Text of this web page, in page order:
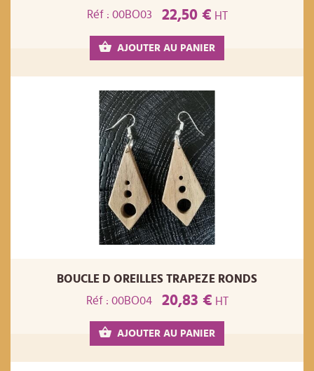
Réf : 00BO03
22,50 € HT
AJOUTER AU PANIER
BOUCLE D OREILLES TRAPEZE RONDS
Réf : 00BO04
20,83 € HT
AJOUTER AU PANIER